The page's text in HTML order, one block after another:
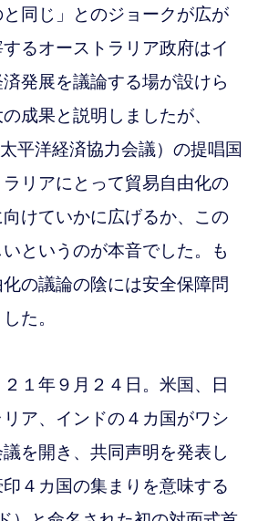
同じ」とのジョークが広が
るオーストラリア政府はイ
発展を議論する場が設けら
成果と説明しましたが、
平洋経済協力会議）の提唱国
リアにとって貿易自由化の
けていかに広げるか、この
というのが本音でした。も
の議論の陰には安全保障問
た。
１年９月２４日。 米国、日
ア、インドの４カ国がワシ
を開き、共同声明を発表し
印４カ国の集まりを意味する